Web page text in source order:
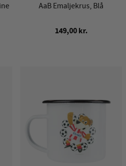
AaB Emaljekrus, Blå
149,00 kr.